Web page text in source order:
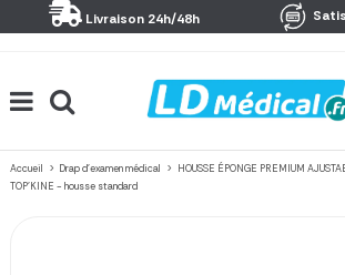
Livraison 24h/48h
Accueil Drap d'examen médical
HOUSSE ÉPONGE PREMIUM
TOP'KINE - housse standard
Panneau de gestion des cookies